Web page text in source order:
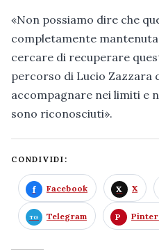
«Non possiamo dire che
completamente
cercare di recuperare
percorso di Lucio Zazzara
accompagnare nei limiti e
sono riconosciuti».
CONDIVIDI:
Facebook X
Telegram